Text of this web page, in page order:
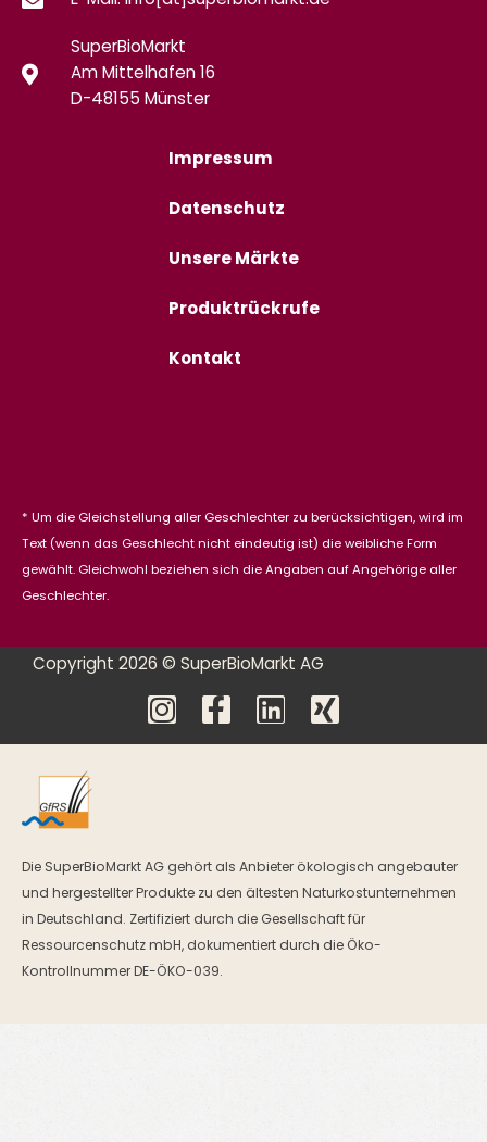
SuperBioMarkt
Am Mittelhafen 16
D-48155 Münster
Impressum
Datenschutz
Unsere Märkte
Produktrückrufe
Kontakt
* Um die Gleichstellung aller Geschlechter zu berücksichtigen, wird im
Text (wenn das Geschlecht nicht eindeutig ist) die weibliche Form
gewählt. Gleichwohl beziehen sich die Angaben auf Angehörige aller
Geschlechter.
Copyright 2026 © SuperBioMarkt AG
Die SuperBioMarkt AG gehört als Anbieter ökologisch angebauter
und hergestellter Produkte zu den ältesten Naturkostunternehmen
in Deutschland. Zertifiziert durch die Gesellschaft für
Ressourcenschutz mbH, dokumentiert durch die Öko-
Kontrollnummer DE-ÖKO-039.